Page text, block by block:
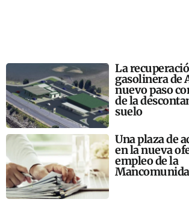
La
gasolinera de
nuevo paso
de la
suelo
Una plaza de
en la nueva
empleo de la